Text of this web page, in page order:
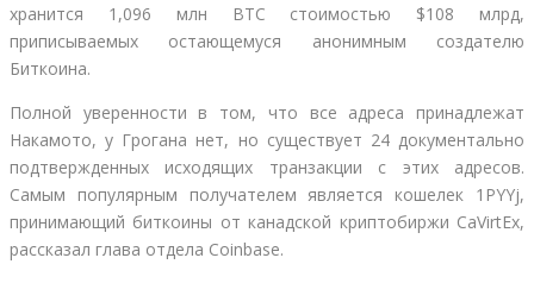
хранится 1,096 млн BTC стоимостью $108 млрд,
приписываемых остающемуся анонимным создателю
Биткоина.
Полной уверенности в том, что все адреса принадлежат
Накамото, у Грогана нет, но существует 24 документально
подтвержденных исходящих транзакции с этих адресов.
Самым популярным получателем является кошелек 1PYYj,
принимающий биткоины от канадской криптобиржи CaVirtEx,
рассказал глава отдела Coinbase.